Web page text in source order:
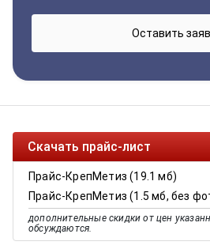
Скачать прайс-лист
Прайс-КрепМетиз (19.1 мб)
Прайс-КрепМетиз (1.5 мб, без
дополнительные скидки от цен
обсуждаются.